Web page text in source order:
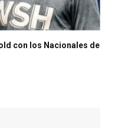
con los Nacionales de